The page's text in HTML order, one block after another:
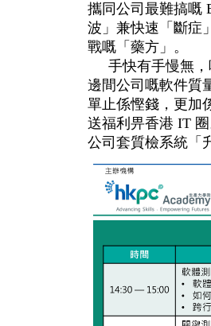
攜同公司最難搞嘅
波」兼快速「斷症
戰嘅「藥方」。
手快有手慢無
邊間公司嘅軟件質
單止係慳錢，更加
送福利畀香港 IT
公司套質檢系統「